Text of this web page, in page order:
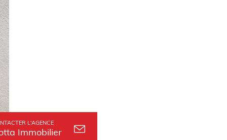
L'AGENCE
Immobilier